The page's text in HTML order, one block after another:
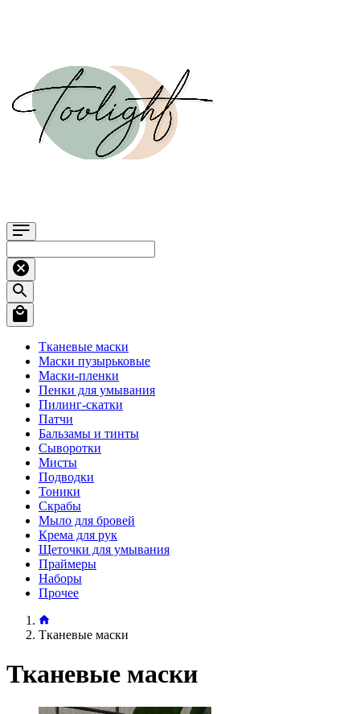
Тканевые маски
Маски пузырьковые
Маски-пленки
Пенки для умывания
Пилинг-скатки
Патчи
Бальзамы и тинты
Сыворотки
Мисты
Подводки
Тоники
Скрабы
Мыло для бровей
Крема для рук
Щеточки для умывания
Праймеры
Наборы
Прочее
Тканевые маски
Тканевые маски